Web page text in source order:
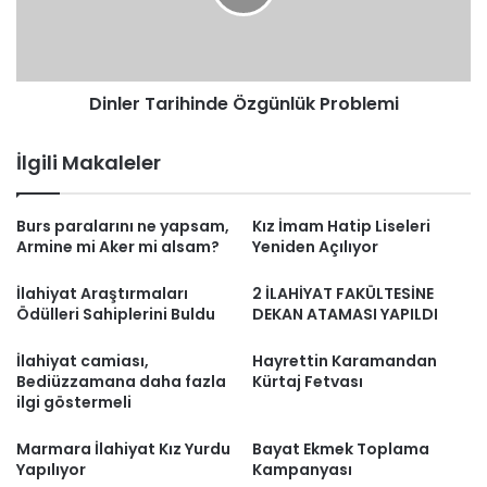
Dinler Tarihinde Özgünlük Problemi
İlgili Makaleler
Burs paralarını ne yapsam,
Armine mi Aker mi alsam?
Kız İmam Hatip Liseleri
Yeniden Açılıyor
İlahiyat Araştırmaları
Ödülleri Sahiplerini Buldu
2 İLAHİYAT FAKÜLTESİNE
DEKAN ATAMASI YAPILDI
İlahiyat camiası,
Bediüzzamana daha fazla
ilgi göstermeli
Hayrettin Karamandan
Kürtaj Fetvası
Marmara İlahiyat Kız Yurdu
Yapılıyor
Bayat Ekmek Toplama
Kampanyası